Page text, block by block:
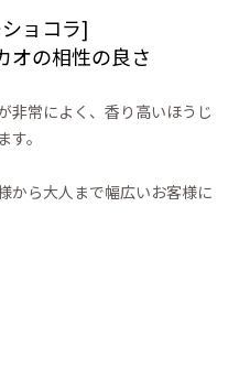
ョコラ]
オの相性の良さ
非常によく、香り高いほうじ
。
から大人まで幅広いお客様に